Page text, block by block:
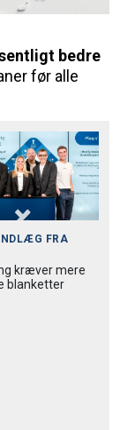
bedre
før alle
FRA
kræver mere
blanketter